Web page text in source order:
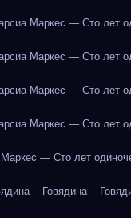
Маркес — Сто лет
Маркес — Сто лет
Маркес — Сто лет
Маркес — Сто лет
Маркес — Сто лет
Говядина